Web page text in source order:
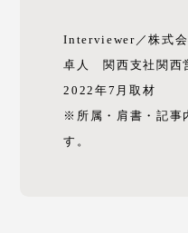
Interviewer／株式
卓人 関西支社関西
2022年7月取材
※所属・肩書・記事
す。